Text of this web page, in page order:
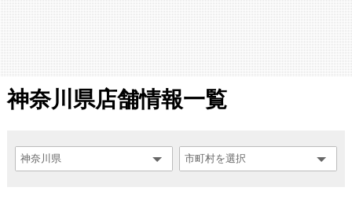
神奈川県店舗情報一覧